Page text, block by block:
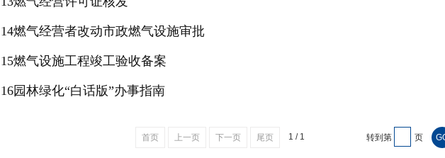
14燃气经营者改动市政燃气设施审批
15燃气设施工程竣工验收备案
16园林绿化“白话版”办事指南
首页 上一页 下一页 尾页 1 / 1 转到第 页